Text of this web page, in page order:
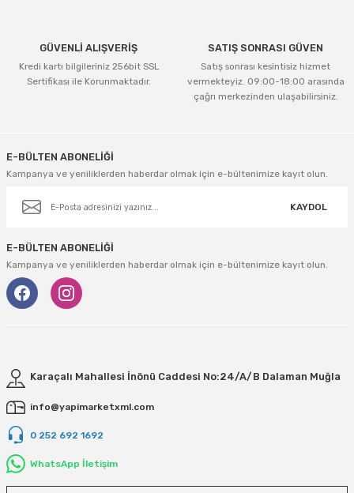
GÜVENLİ ALIŞVERİŞ
Kredi kartı bilgileriniz 256bit SSL
Sertifikası ile Korunmaktadır.
SATIŞ SONRASI GÜVEN
Satış sonrası kesintisiz hizmet
vermekteyiz. 09:00-18:00 arasında
çağrı merkezinden ulaşabilirsiniz.
E-BÜLTEN ABONELİĞİ
Kampanya ve yeniliklerden haberdar olmak için e-bültenimize kayıt olun.
KAYDOL
E-BÜLTEN ABONELİĞİ
Kampanya ve yeniliklerden haberdar olmak için e-bültenimize kayıt olun.
Karaçalı Mahallesi İnönü Caddesi No:24/A/B Dalaman Muğla
info@yapimarketxml.com
0 252 692 1692
WhatsApp İletişim